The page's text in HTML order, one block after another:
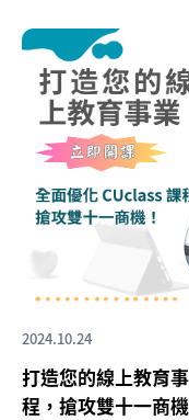
2024.10.24
打造您的線上教育
程，搶攻雙十一商機